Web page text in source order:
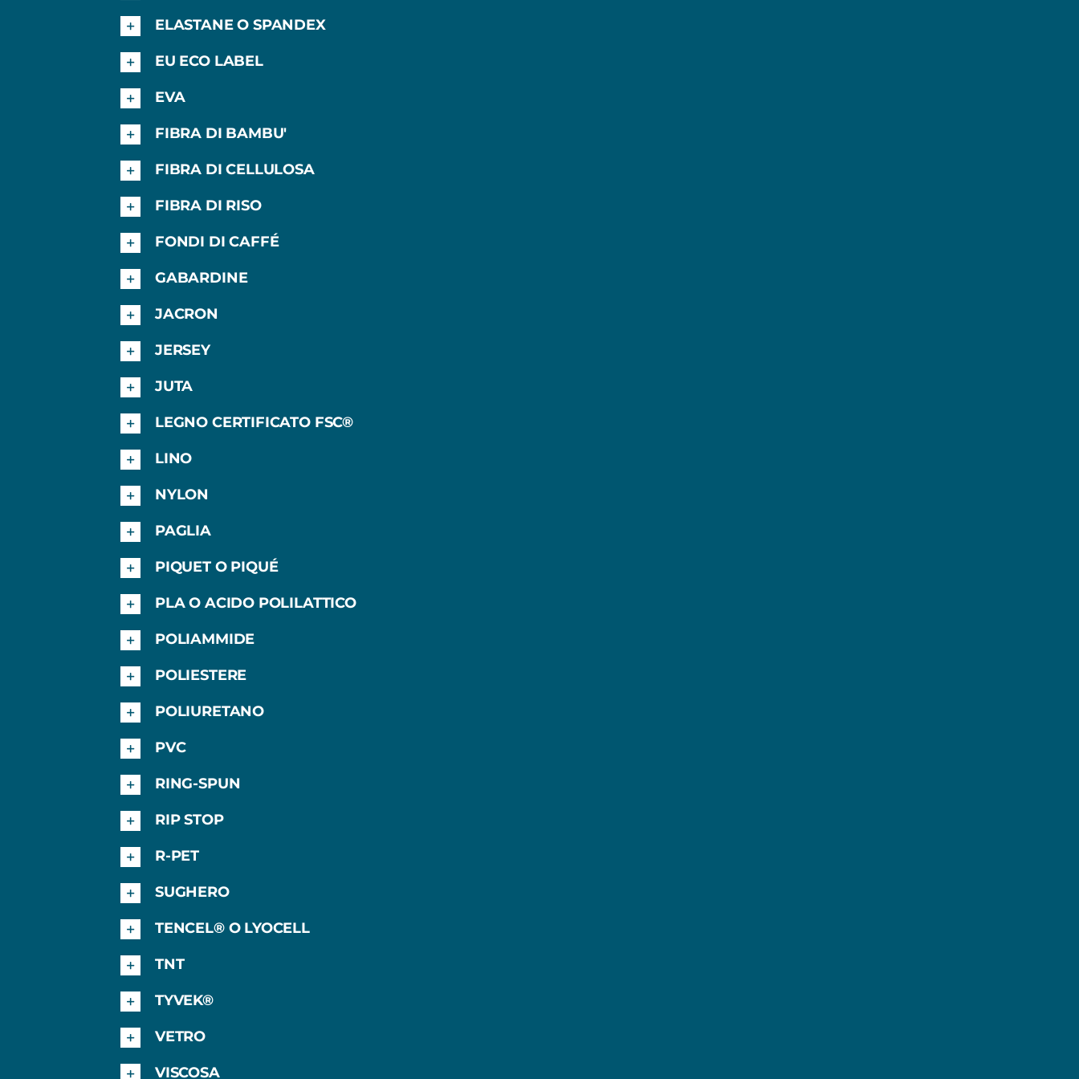
ELASTANE O SPANDEX
EU ECO LABEL
EVA
FIBRA DI BAMBU'
FIBRA DI CELLULOSA
FIBRA DI RISO
FONDI DI CAFFÉ
GABARDINE
JACRON
JERSEY
JUTA
LEGNO CERTIFICATO FSC®
LINO
NYLON
PAGLIA
PIQUET O PIQUÉ
PLA O ACIDO POLILATTICO
POLIAMMIDE
POLIESTERE
POLIURETANO
PVC
RING-SPUN
RIP STOP
R-PET
SUGHERO
TENCEL® O LYOCELL
TNT
TYVEK®
VETRO
VISCOSA